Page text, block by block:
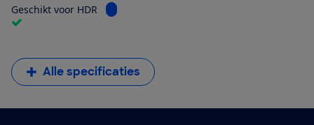
Geschikt voor HDR Bekijk informatie voor Geschikt voor HDR
Alle specificaties